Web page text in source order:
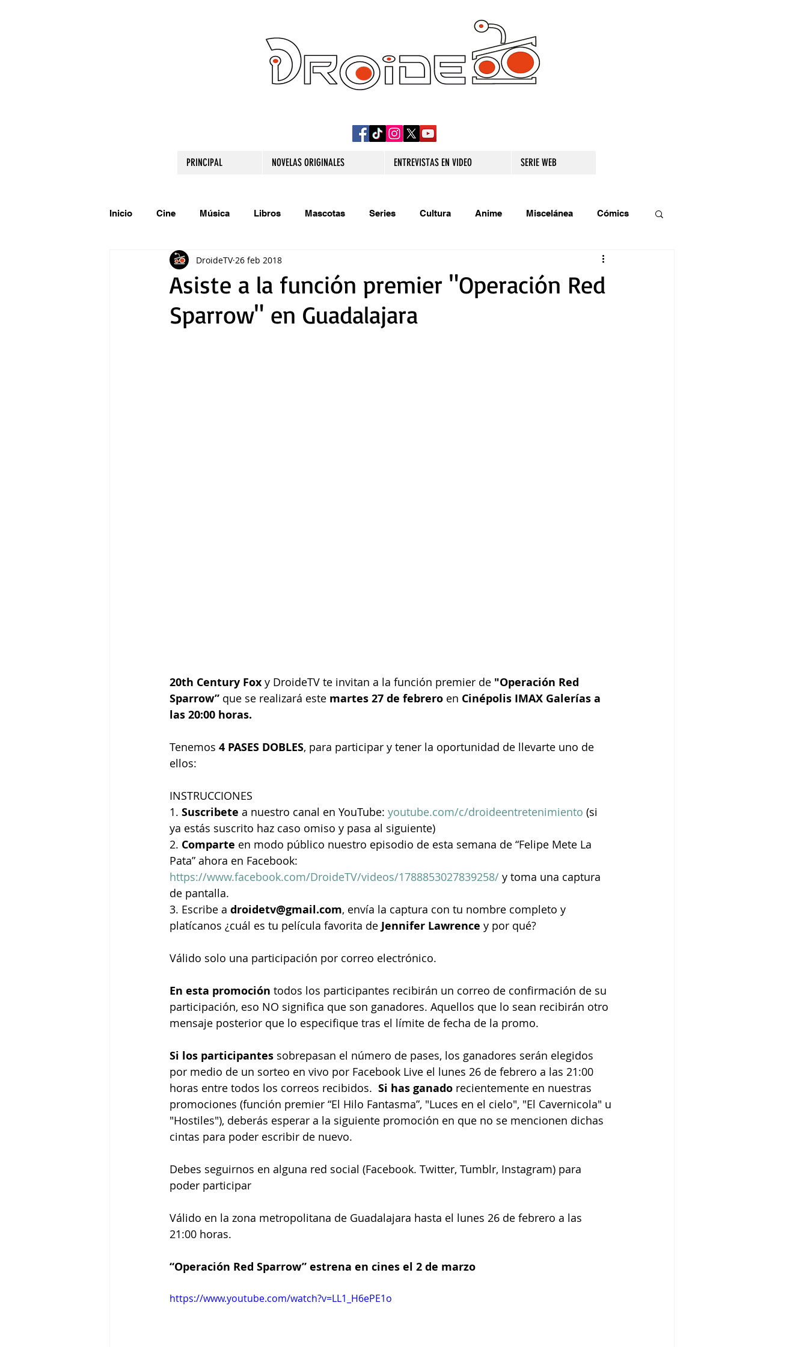
PRINCIPAL NOVELAS ORIGINALES ENTREVISTAS EN VIDEO SERIE WEB
Inicio Cine Música Libros Mascotas Series Cultura Anime Miscelánea Cómics
Comparte tu talento Relatos originales
Gastronomía Tecnología
Asiste a la función premier "Operación Red
Sparrow" en Guadalajara
DroideTV 26 feb 2018
20th Century Fox y DroideTV te invitan a la función premier de "Operación Red
Sparrow” que se realizará este martes 27 de febrero en Cinépolis IMAX Galerías a
las 20:00 horas.
Tenemos 4 PASES DOBLES, para participar y tener la oportunidad de llevarte uno de
ellos:
INSTRUCCIONES
1. Suscribete a nuestro canal en YouTube: youtube.com/c/droideentretenimiento (si
ya estás suscrito haz caso omiso y pasa al siguiente)
2. Comparte en modo público nuestro episodio de esta semana de “Felipe Mete La
Pata” ahora en Facebook:
https://www.facebook.com/DroideTV/videos/1788853027839258/ y toma una captura
de pantalla.
3. Escribe a droidetv@gmail.com, envía la captura con tu nombre completo y
platícanos ¿cuál es tu película favorita de Jennifer Lawrence y por qué?
Válido solo una participación por correo electrónico.
En esta promoción todos los participantes recibirán un correo de confirmación de su
participación, eso NO significa que son ganadores. Aquellos que lo sean recibirán otro
mensaje posterior que lo especifique tras el límite de fecha de la promo.
Si los participantes sobrepasan el número de pases, los ganadores serán elegidos
por medio de un sorteo en vivo por Facebook Live el lunes 26 de febrero a las 21:00
horas entre todos los correos recibidos. Si has ganado recientemente en nuestras
promociones (función premier “El Hilo Fantasma”, "Luces en el cielo", "El Cavernicola" u
"Hostiles"), deberás esperar a la siguiente promoción en que no se mencionen dichas
cintas para poder escribir de nuevo.
Debes seguirnos en alguna red social (Facebook. Twitter, Tumblr, Instagram) para
poder participar
Válido en la zona metropolitana de Guadalajara hasta el lunes 26 de febrero a las
21:00 horas.
“Operación Red Sparrow” estrena en cines el 2 de marzo
https://www.youtube.com/watch?v=LL1_H6ePE1o